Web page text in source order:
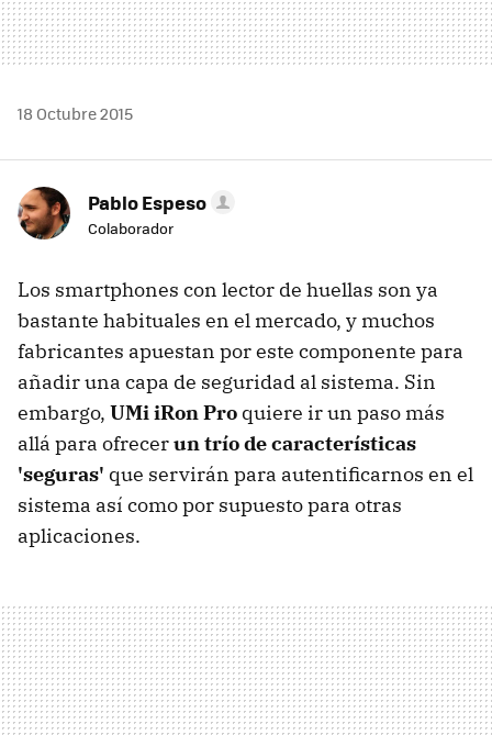
18 Octubre 2015
Pablo Espeso
Colaborador
Los smartphones con lector de huellas son ya
bastante habituales en el mercado, y muchos
fabricantes apuestan por este componente para
añadir una capa de seguridad al sistema. Sin
embargo, UMi iRon Pro quiere ir un paso más
allá para ofrecerun trío de características
'seguras' que servirán para autentificarnos en el
sistema así como por supuesto para otras
aplicaciones.